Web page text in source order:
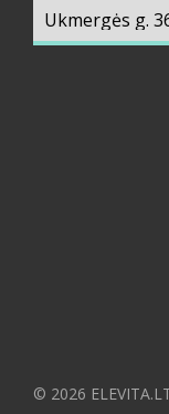
© 2026